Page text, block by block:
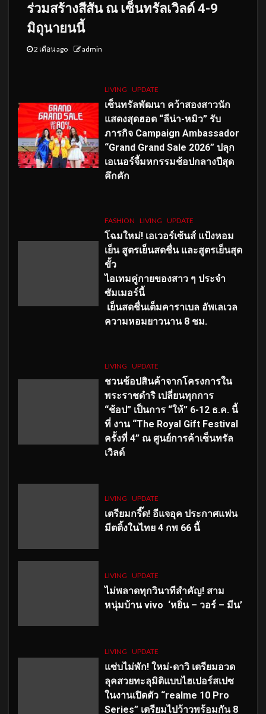
ร่วมสร้างสีสัน ณ เซ็นทรัลเวิลด์ 4-9
มิถุนายนนี้
2 เดือน ago admin
LIVING UPDATE
เซ็นทรัลพัฒนา คว้าสองสาวนัก
แสดงสุดฮอต “ลีน่า-หมิว” รับ
ภารกิจ Campaign Ambassador
“Grand Grand Sale 2026” ปลุก
เอเนอร์จี้มหกรรมช้อปกลางปีสุด
คึกคัก
FASHION LIVING UPDATE
โฉมใหม่! เอเวอร์เซ้นส์ แป้งหอม
เย็น สูตรเย็นสดชื่น และสูตรเย็นสุด
ขั้ว
ไอเทมคู่กายของสาว ๆ ประจำ
ซัมเมอร์นี้
เย็นสดชื่นเต็มคาราเบล อัพเลเวล
ความหอมยาวนาน 8 ชม.
LIVING UPDATE
ชวนช้อปสินค้าจากโครงการใน
พระราชดำริ เปลี่ยนทุกการ
“ช้อป” เป็นการ “ให้” 6-12 ธ.ค. นี้
ที่ งาน “The Royal Gift Festival
ครั้งที่ 4” ณ ศูนย์การค้าเซ็นทรัล
เวิลด์
LIVING UPDATE
เตรียมกรี๊ด! อีแจอุค ประกาศแฟน
มีตติ้งในไทย 4 กพ 66 นี้
LIVING UPDATE
ไม่พลาดทุกวินาทีสำคัญ! สาม
หนุ่มบ้าน vivo ‘หยิ่น – วอร์ – มีน’
LIVING UPDATE
แซ่บไม่พัก! ใหม่-ดาวิ เตรียมอวด
ลุคสวยทะลุมิติแบบไฮเปอร์สเปซ
ในงานเปิดตัว “realme 10 Pro
Series” เตรียมไปว้าวพร้อมกัน 8